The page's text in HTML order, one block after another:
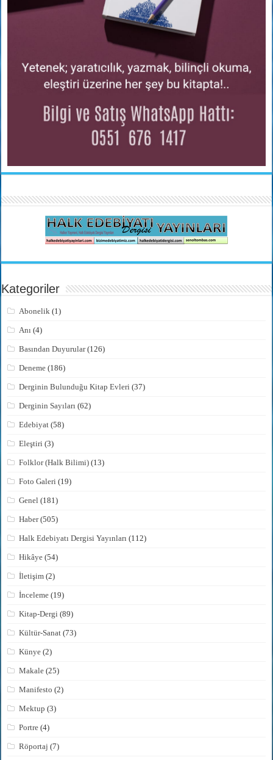
Kategoriler
Abonelik (1)
Anı (4)
Basından Duyurular(126)
Deneme (186)
Derginin Bulunduğu Kitap Evleri (37)
Derginin Sayıları (62)
Edebiyat (58)
Eleştiri (3)
Folklor (Halk Bilimi) (13)
Foto Galeri (19)
Genel (181)
Haber(505)
Halk Edebiyatı Dergisi Yayınları (112)
Hikâye (54)
İletişim (2)
İnceleme (19)
Kitap-Dergi (89)
Kültür-Sanat (73)
Künye (2)
Makale (25)
Manifesto (2)
Mektup (3)
Portre (4)
Röportaj (7)